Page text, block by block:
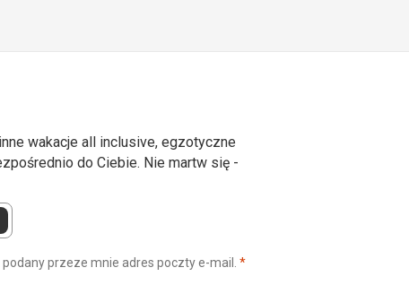
wakacje all inclusive, egzotyczne
do Ciebie. Nie martw się -
przeze mnie adres poczty e-mail. *(wymagane)